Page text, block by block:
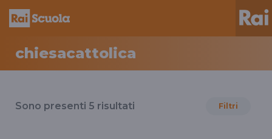
chiesacattolica
ilSono presenti 5 risultati Filtri